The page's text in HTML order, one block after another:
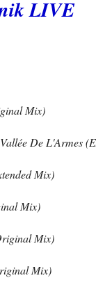
LIVE
Mix)
De L'Armes
Mix)
Mix)
Mix)
Mix)